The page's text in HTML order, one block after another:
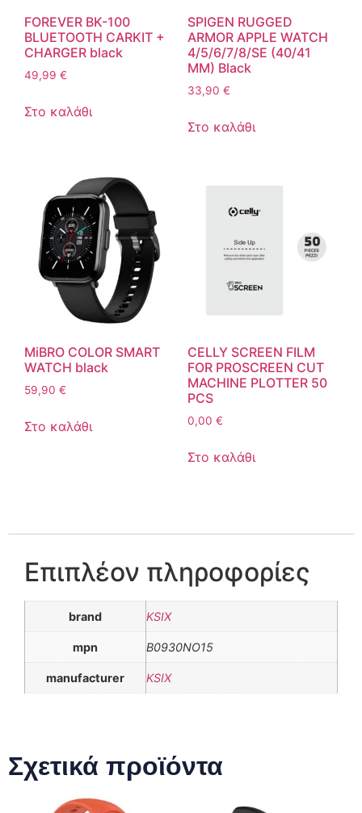
FOREVER BK-100
BLUETOOTH CARKIT +
CHARGER black
49,99 €
Στο καλάθι
SPIGEN RUGGED
ARMOR APPLE WATCH
4/5/6/7/8/SE (40/41
MM) Black
33,90 €
Στο καλάθι
MiBRO COLOR SMART
WATCH black
59,90 €
Στο καλάθι
CELLY SCREEN FILM
FOR PROSCREEN CUT
MACHINE PLOTTER 50
PCS
0,00 €
Στο καλάθι
Επιπλέον πληροφορίες
brand KSIX
mpn B0930NO15
manufacturer KSIX
Σχετικά προϊόντα